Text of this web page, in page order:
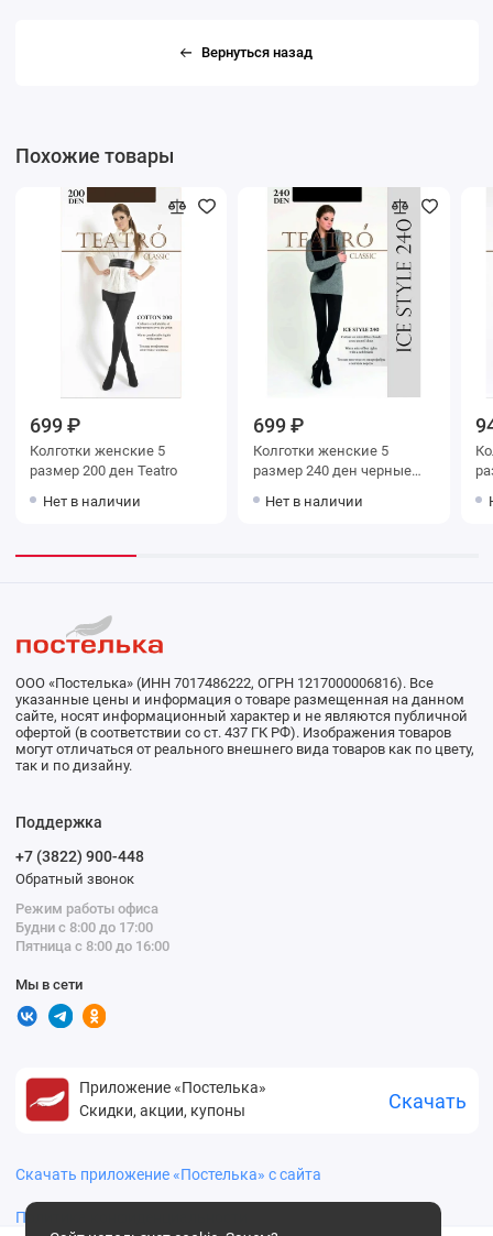
Вернуться назад
Похожие товары
699 ₽
Колготки женские 5
размер 200 ден Teatro
Нет в наличии
699 ₽
Колготки женские 5
размер 240 ден черные
Нет в наличии
ООО «Постелька» (ИНН 7017486222, ОГРН 1217000006816). Все
указанные цены и информация о товаре размещенная на данном
сайте, носят информационный характер и не являются публичной
офертой (в соответствии со ст. 437 ГК РФ). Изображения товаров
могут отличаться от реального внешнего вида товаров как по цвету,
так и по дизайну.
Поддержка
+7 (3822) 900-448
Обратный звонок
Режим работы офиса
Будни с 8:00 до 17:00
Пятница с 8:00 до 16:00
Мы в сети
Приложение «Постелька»
Скидки, акции, купоны
Скачать
Скачать приложение «Постелька» с сайта
Политика конфиденциальности